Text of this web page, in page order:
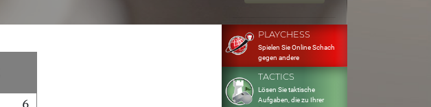
6
PLAYCHESS
Spielen Sie Online Schach
gegen andere
TACTICS
Lösen Sie taktische
Aufgaben, die zu Ihrer